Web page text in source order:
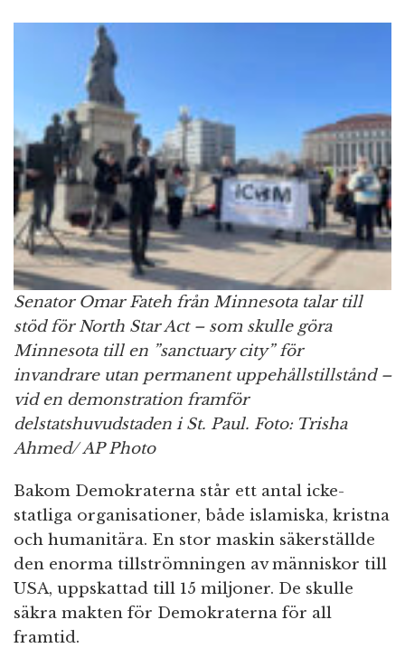
Senator Omar Fateh från Minnesota talar till
stöd för North Star Act – som skulle göra
Minnesota till en ”sanctuary city” för
invandrare utan permanent uppehållstillstånd –
vid en demonstration framför
delstatshuvudstaden i St. Paul. Foto: Trisha
Ahmed/ AP Photo
Bakom Demokraterna står ett antal icke-
statliga organisationer, både islamiska, kristna
och humanitära. En stor maskin säkerställde
den enorma tillströmningen av människor till
USA, uppskattad till 15 miljoner. De skulle
säkra makten för Demokraterna för all
framtid.